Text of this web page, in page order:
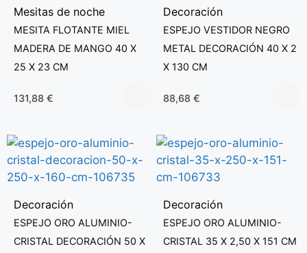
Mesitas de noche
MESITA FLOTANTE MIEL
MADERA DE MANGO 40 X
25 X 23 CM
131,88 €
Decoración
ESPEJO VESTIDOR NEGRO
METAL DECORACIÓN 40 X 2
X 130 CM
88,68 €
Decoración
ESPEJO ORO ALUMINIO-
CRISTAL DECORACIÓN 50 X
Decoración
ESPEJO ORO ALUMINIO-
CRISTAL 35 X 2,50 X 151 CM